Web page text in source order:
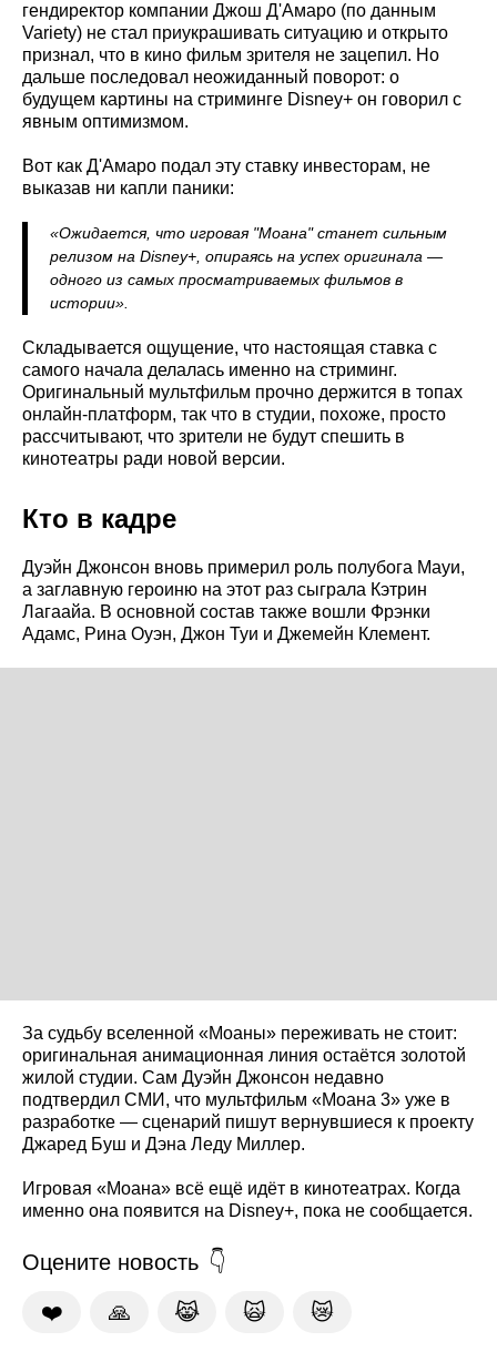
гендиректор компании Джош Д'Амаро (по данным
Variety) не стал приукрашивать ситуацию и открыто
признал, что в кино фильм зрителя не зацепил. Но
дальше последовал неожиданный поворот: о
будущем картины на стриминге Disney+ он говорил с
явным оптимизмом.
Вот как Д'Амаро подал эту ставку инвесторам, не
выказав ни капли паники:
«Ожидается, что игровая "Моана" станет сильным
релизом на Disney+, опираясь на успех оригинала —
одного из самых просматриваемых фильмов в
истории».
Складывается ощущение, что настоящая ставка с
самого начала делалась именно на стриминг.
Оригинальный мультфильм прочно держится в топах
онлайн-платформ, так что в студии, похоже, просто
рассчитывают, что зрители не будут спешить в
кинотеатры ради новой версии.
Кто в кадре
Дуэйн Джонсон вновь примерил роль полубога Мауи,
а заглавную героиню на этот раз сыграла Кэтрин
Лагаайа. В основной состав также вошли Фрэнки
Адамс, Рина Оуэн, Джон Туи и Джемейн Клемент.
За судьбу вселенной «Моаны» переживать не стоит:
оригинальная анимационная линия остаётся золотой
жилой студии. Сам Дуэйн Джонсон недавно
подтвердил СМИ, что мультфильм «Моана 3» уже в
разработке — сценарий пишут вернувшиеся к проекту
Джаред Буш и Дэна Леду Миллер.
Игровая «Моана» всё ещё идёт в кинотеатрах. Когда
именно она появится на Disney+, пока не сообщается.
Оцените новость
❤️ 🙏 😹 🙀 😿